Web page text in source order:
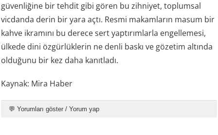
güvenliğine bir tehdit gibi gören bu zihniyet, toplumsal
vicdanda derin bir yara açtı. Resmi makamların masum bir
kahve ikramını bu derece sert yaptırımlarla engellemesi,
ülkede dini özgürlüklerin ne denli baskı ve gözetim altında
olduğunu bir kez daha kanıtladı.
Kaynak: Mira Haber
💬 Yorumları göster / Yorum yap